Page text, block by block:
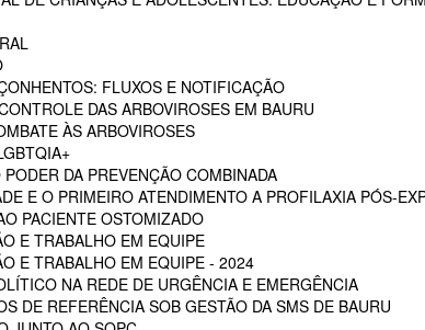
FLUXOS E NOTIFICAÇÃO
DAS ARBOVIROSES EM BAURU
ÀS ARBOVIROSES
DA PREVENÇÃO COMBINADA
E O PRIMEIRO ATENDIMENTO A PROFILAXIA PÓS-
PACIENTE OSTOMIZADO
E TRABALHO EM EQUIPE
E TRABALHO EM EQUIPE - 2024
NA REDE DE URGÊNCIA E EMERGÊNCIA
DE REFERÊNCIA SOB GESTÃO DA SMS DE BAURU